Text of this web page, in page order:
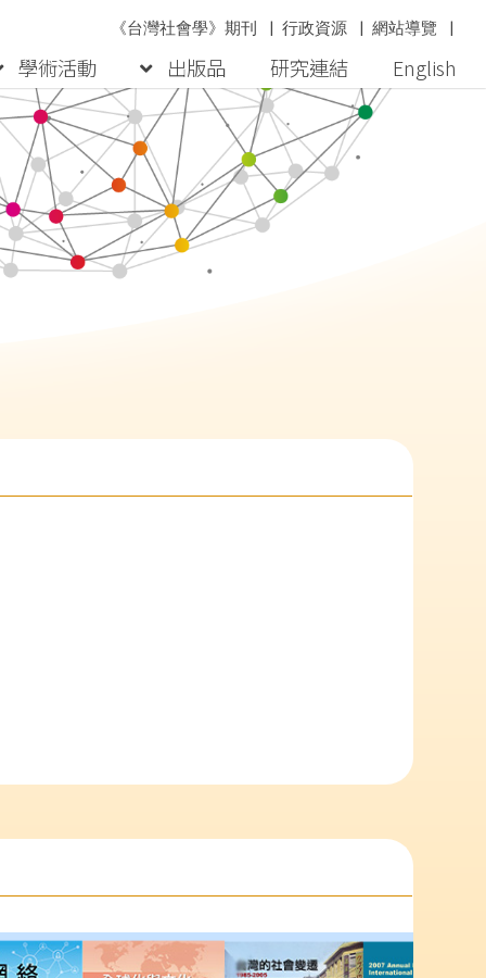
《台灣社會學》期刊 | 行政資源 | 網站導覽 |
學術活動 出版品 研究連結 English